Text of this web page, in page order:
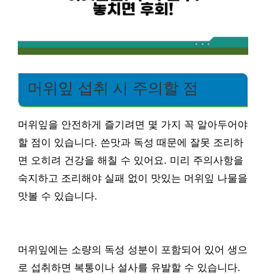
머위잎 섭취 시 주의할 점
머위잎을 안전하게 즐기려면 몇 가지 꼭 알아두어야
할 점이 있습니다. 쓴맛과 독성 때문에 잘못 조리하
면 오히려 건강을 해칠 수 있어요. 미리 주의사항을
숙지하고 조리해야 실패 없이 맛있는 머위잎 나물을
맛볼 수 있습니다.
머위잎에는 소량의 독성 성분이 포함되어 있어 생으
로 섭취하면 복통이나 설사를 유발할 수 있습니다.